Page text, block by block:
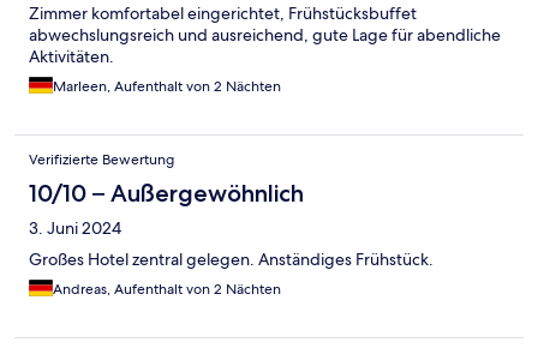
Zimmer komfortabel eingerichtet, Frühstücksbuffet
abwechslungsreich und ausreichend, gute Lage für abendliche
Aktivitäten.
Marleen, Aufenthalt von 2 Nächten
Verifizierte Bewertung
10/10 – Außergewöhnlich
3. Juni 2024
Großes Hotel zentral gelegen. Anständiges Frühstück.
Andreas, Aufenthalt von 2 Nächten